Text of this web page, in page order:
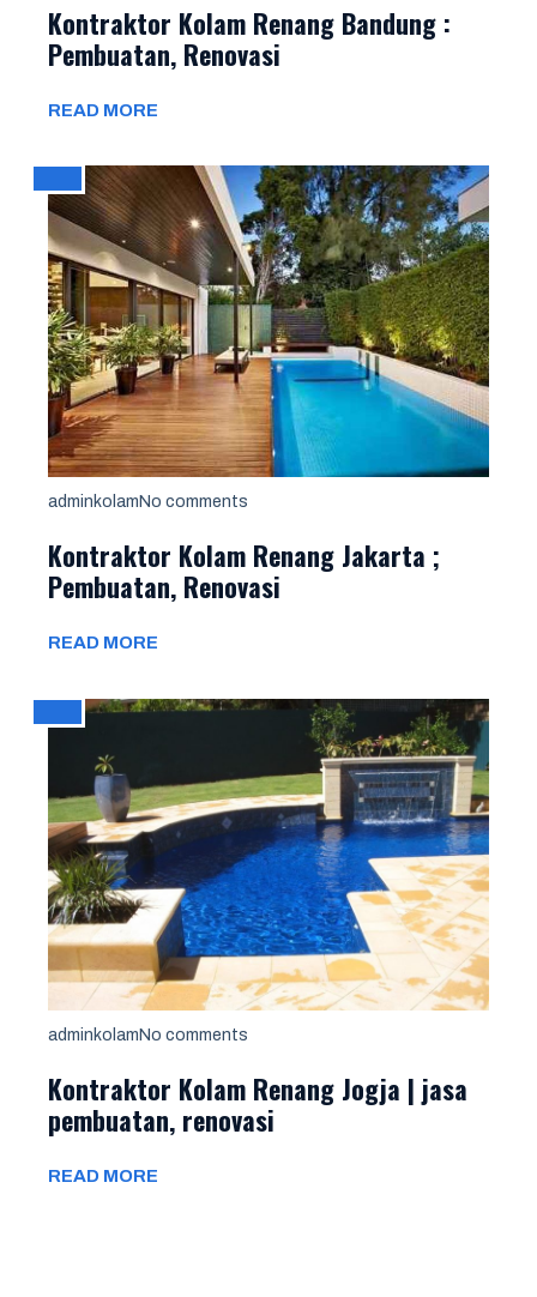
Kontraktor Kolam Renang Bandung :
Pembuatan, Renovasi
READ MORE
adminkolam No comments
Kontraktor Kolam Renang Jakarta ;
Pembuatan, Renovasi
READ MORE
adminkolamNo comments
Kontraktor Kolam Renang Jogja | jasa
pembuatan, renovasi
READ MORE